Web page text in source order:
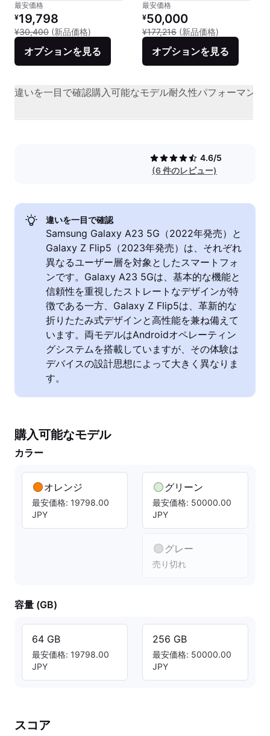
最安価格
リファービッシュ品の価格：
¥19,798
¥30,400 (新品価格) 新品との比較：¥30,400
オプションを見る
最安価格
リファービッシュ品の価格：
¥50,000
¥177,216 (新品価格)
オプションを見る
違いを一目で確認購入可能なモデル耐久性パフォーマンス
4.6/5
(6 件のレビュー)
違いを一目で確認
Samsung Galaxy A23 5G（2022年発売）と
Galaxy Z Flip5（2023年発売）は、それぞれ
異なるユーザー層を対象としたスマートフォ
ンです。Galaxy A23 5Gは、基本的な機能と
信頼性を重視したストレートなデザインが特
徴である一方、Galaxy Z Flip5は、革新的な
折りたたみ式デザインと高性能を兼ね備えて
います。両モデルはAndroidオペレーティン
グシステムを搭載していますが、その体験は
デバイスの設計思想によって大きく異なりま
す。
購入可能なモデル
カラー
オレンジ
最安価格: 19798.00
JPY
グリーン
最安価格: 50000.00
JPY
グレー
売り切れ
容量 (GB)
64 GB
最安価格: 19798.00
JPY
256 GB
最安価格: 50000.00
JPY
スコア